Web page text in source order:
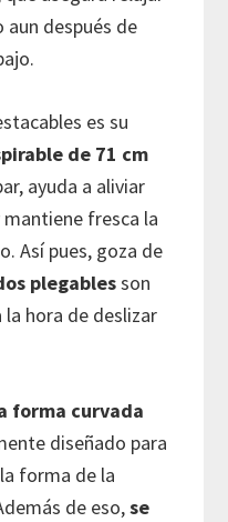
después de
es su
de 71 cm
ayuda a aliviar
fresca la
Así pues, goza de
plegablesson
la hora de deslizar
forma curvada
diseñado para
forma de la
de eso,se